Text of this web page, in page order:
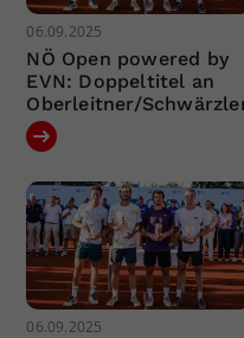
06.09.2025
NÖ Open powered by
EVN: Doppeltitel an
Oberleitner/
06.09.2025